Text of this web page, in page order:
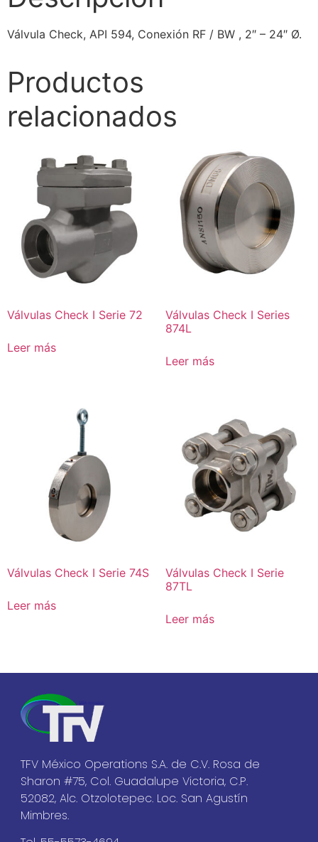
Válvula Check, API 594, Conexión RF / BW , 2″ – 24″ Ø.
Productos
relacionados
Válvulas Check I Serie 72
Leer más
Válvulas Check I Series
874L
Leer más
Válvulas Check I Serie 74S
Leer más
Válvulas Check I Serie
87TL
Leer más
TFV México Operations S.A. de C.V. Rosa de
Sharon #75, Col. Guadalupe Victoria, C.P.
52082, Alc. Otzolotepec. Loc. San Agustín
Mimbres.